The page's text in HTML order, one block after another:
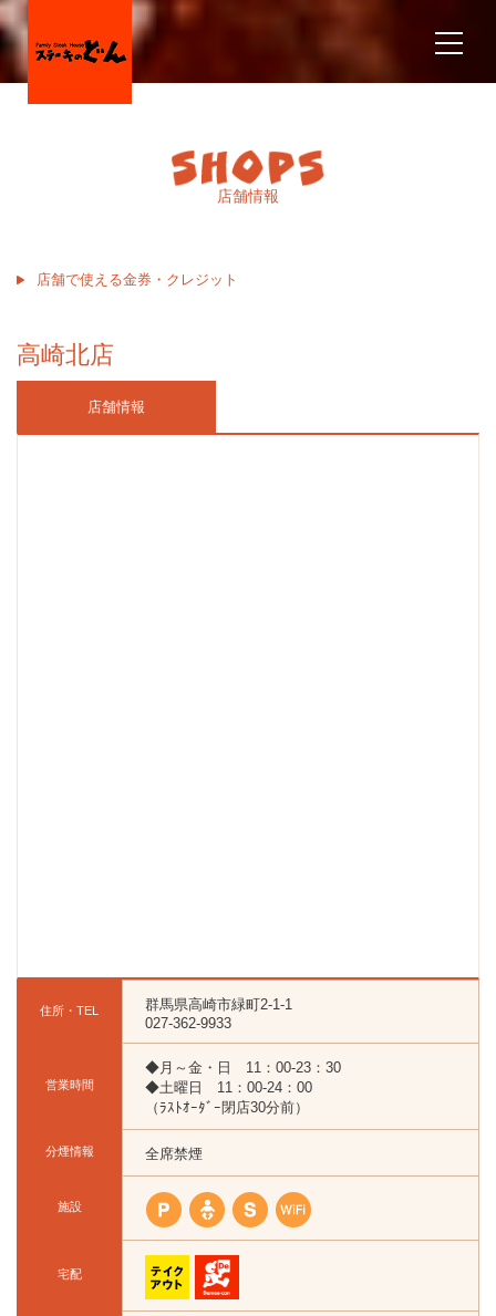
店舗情報
店舗で使える金券・クレジット
高崎北店
店舗情報
住所・TEL
群馬県高崎市緑町2-1-1
027-362-9933
営業時間
◆月～金・日 11：00-23：30
◆土曜日 11：00-24：00
（ﾗｽﾄｵｰﾀﾞｰ閉店30分前）
分煙情報 全席禁煙
施設
宅配